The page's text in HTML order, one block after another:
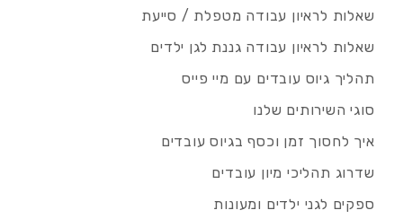
שאלות לראיון עבודה מטפלת / סייעת
שאלות לראיון עבודה גננת לגן ילדים
תהליך גיוס עובדים עם מיי פייס
סוגי השירותים שלנו
איך לחסוך זמן וכסף בגיוס עובדים
שדרוג תהליכי מיון עובדים
ספקים לגני ילדים ומעונות